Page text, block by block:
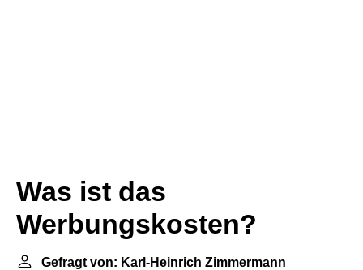
Was ist das
Werbungskosten?
Gefragt von: Karl-Heinrich Zimmermann